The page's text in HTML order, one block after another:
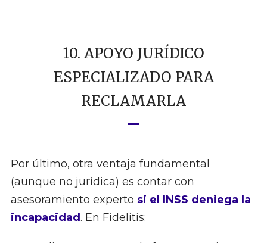
10. APOYO JURÍDICO
ESPECIALIZADO PARA
RECLAMARLA
Por último, otra ventaja fundamental
(aunque no jurídica) es contar con
asesoramiento experto si el INSS deniega la
incapacidad. En Fidelitis: